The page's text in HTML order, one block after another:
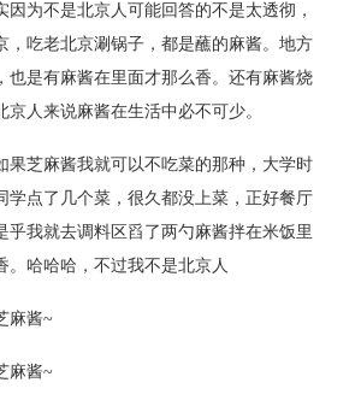
因为不是北京人可能回答的不是太透彻，
，吃老北京涮锅子，都是蘸的麻酱。地方
也是有麻酱在里面才那么香。还有麻酱烧
京人来说麻酱在生活中必不可少。
果芝麻酱我就可以不吃菜的那种，大学时
学点了几个菜，很久都没上菜，正好餐厅
乎我就去调料区舀了两勺麻酱拌在米饭里
。哈哈哈，不过我不是北京人
麻酱~
麻酱~